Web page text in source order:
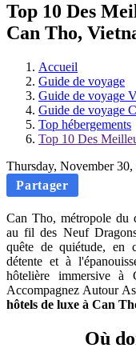
Top 10 Des
Can Tho,
Accueil
Guide de voyage
Guide de voyage
Guide de voyage
Top hébergements
Top 10 Des
Thursday, November 30,
Partager
Can Tho, métropole du
au fil des Neuf
quête de quiétude, en
détente et à
hôtelière immersive à
Accompagnez Autour
hôtels de luxe à Can
Où